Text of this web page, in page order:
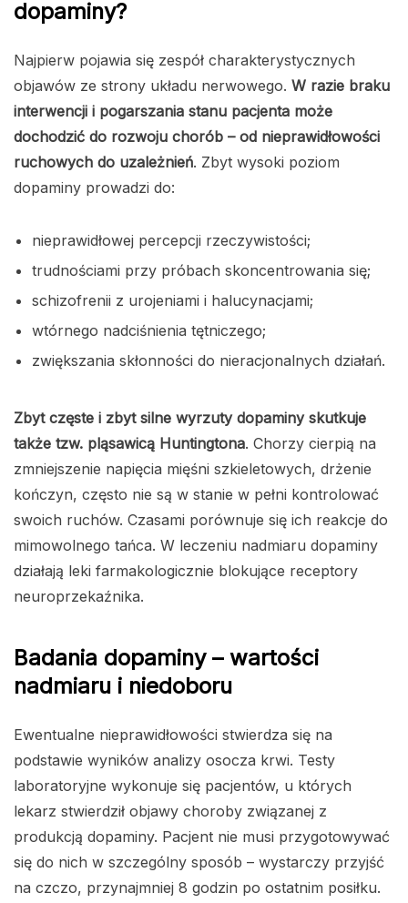
dopaminy?
Najpierw pojawia się zespół charakterystycznych
objawów ze strony układu nerwowego. W razie braku
interwencji i pogarszania stanu pacjenta może
dochodzić do rozwoju chorób – od nieprawidłowości
ruchowych do uzależnień. Zbyt wysoki poziom
dopaminy prowadzi do:
nieprawidłowej percepcji rzeczywistości;
trudnościami przy próbach skoncentrowania się;
schizofrenii z urojeniami i halucynacjami;
wtórnego nadciśnienia tętniczego;
zwiększania skłonności do nieracjonalnych działań.
Zbyt częste i zbyt silne wyrzuty dopaminy skutkuje
także tzw. pląsawicą Huntingtona. Chorzy cierpią na
zmniejszenie napięcia mięśni szkieletowych, drżenie
kończyn, często nie są w stanie w pełni kontrolować
swoich ruchów. Czasami porównuje się ich reakcje do
mimowolnego tańca. W leczeniu nadmiaru dopaminy
działają leki farmakologicznie blokujące receptory
neuroprzekaźnika.
Badania dopaminy – wartości
nadmiaru i niedoboru
Ewentualne nieprawidłowości stwierdza się na
podstawie wyników analizy osocza krwi. Testy
laboratoryjne wykonuje się pacjentów, u których
lekarz stwierdził objawy choroby związanej z
produkcją dopaminy. Pacjent nie musi przygotowywać
się do nich w szczególny sposób – wystarczy przyjść
na czczo, przynajmniej 8 godzin po ostatnim posiłku.